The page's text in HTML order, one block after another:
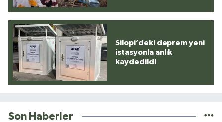
Silopi’deki deprem yeni
istasyonla anlık
kaydedildi
Son Haberler